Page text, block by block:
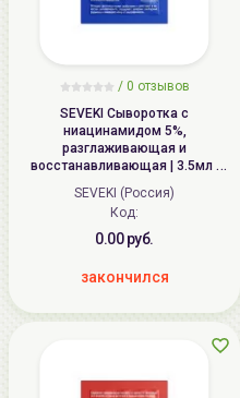
/ 0 отзывов
SEVEKI Сыворотка c
ниацинамидом 5%,
разглаживающая и
восстанавливающая | 3.5мл |
Niacinamide Face Serum
SEVEKI (Россия)
Код:
0.00 руб.
закончился